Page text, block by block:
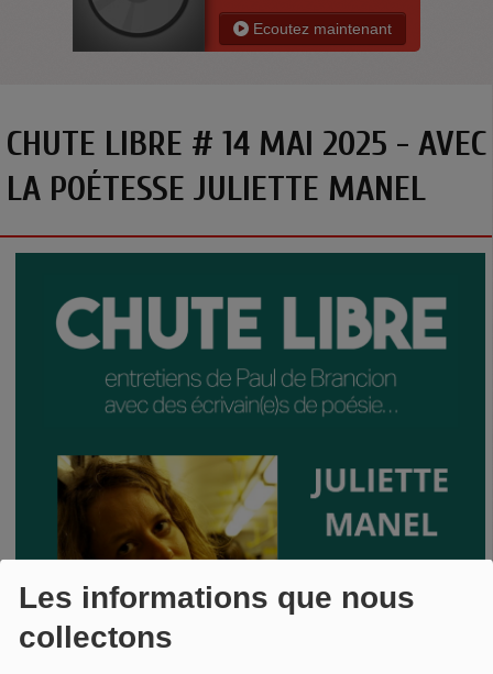
Les informations que nous
collectons
Ecoutez maintenant
CHUTE LIBRE # 14 MAI 2025 - AVEC
LA POÉTESSE JULIETTE MANEL